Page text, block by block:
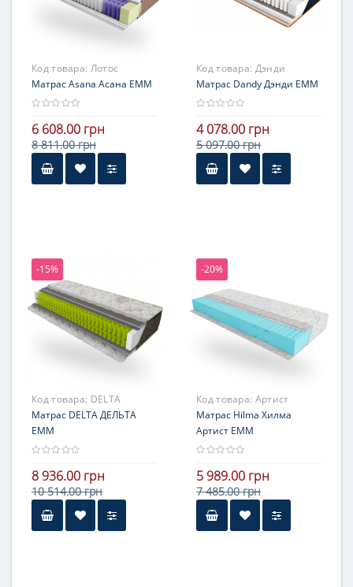
Код товара: Лотос
Матрас Asana Асана ЕММ
6 608.00 грн
8 811.00 грн
Код товара: Дэнди
Матрас Dandy Дэнди ЕММ
4 078.00 грн
5 097.00 грн
Жесткость
средней жесткости
Гарантия
3 года
-15%
Код товара: DELTA
Матрас DELTA ДЕЛЬТА
ЕММ
8 936.00 грн
10 514.00 грн
-20%
Код товара: Артист
Матрас Hilma Хилма
Артист ЕММ
5 989.00 грн
7 485.00 грн